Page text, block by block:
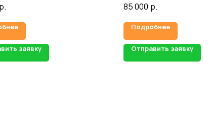
р.
заявку
85 000 р.
Подробнее
Отправить заявку